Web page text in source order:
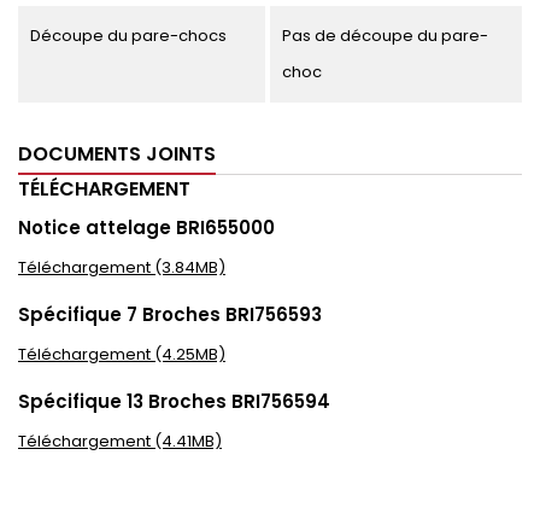
Découpe du pare-chocs
Pas de découpe du pare-
choc
DOCUMENTS JOINTS
TÉLÉCHARGEMENT
Notice attelage BRI655000
Téléchargement (3.84MB)
Spécifique 7 Broches BRI756593
Téléchargement (4.25MB)
Spécifique 13 Broches BRI756594
Téléchargement (4.41MB)